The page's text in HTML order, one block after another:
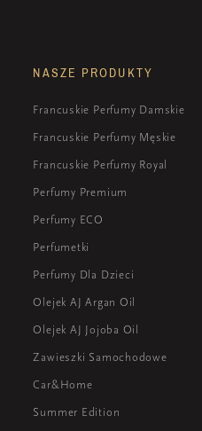
NASZE PRODUKTY
Francuskie Perfumy Damskie
Francuskie Perfumy Męskie
Francuskie Perfumy Royal
Perfumy Premium
Perfumy ECO
Perfumetki
Perfumy Dla Dzieci
Olejek AJ Argan Oil
Olejek AJ Jojoba Oil
Zawieszki Samochodowe
Car&Home
Summer Edition